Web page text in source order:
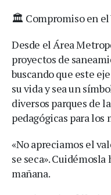
🏛️ Compromiso en el
Desde el Área
proyectos de
buscando que este
su vida y sea un
diversos parques de
pedagógicas para los
«No apreciamos el
se seca».
mañana.